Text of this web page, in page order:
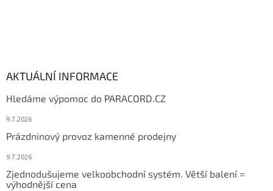
AKTUÁLNÍ INFORMACE
Hledáme výpomoc do PARACORD.CZ
9.7.2026
Prázdninový provoz kamenné prodejny
9.7.2026
Zjednodušujeme velkoobchodní systém. Větší balení =
výhodnější cena